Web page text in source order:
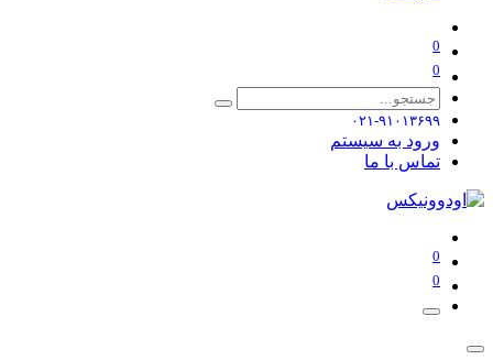
0
0
۰۲۱-۹۱۰۱۳۶۹۹
ورود به سیستم
تماس با ما
0
0